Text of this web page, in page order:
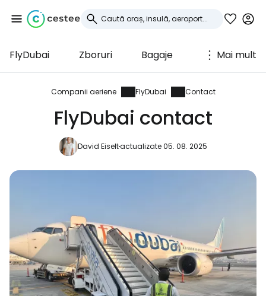
FlyDubai Zboruri Bagaje Mai mult
Companii aeriene FlyDubai Contact
FlyDubai contact
David Eiseltactualizate 05. 08. 2025
Conectați-vă la
Cestee
... comunitatea mondială a călătorilor
Continuați cu e-mailul